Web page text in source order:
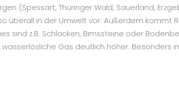
(Spessart, Thüringer Wald, Sauerland,
überall in der Umwelt vor. Außerdem kommt
sind z.B. Schlacken, Bimssteine oder
Gas deutlich höher. Besonders